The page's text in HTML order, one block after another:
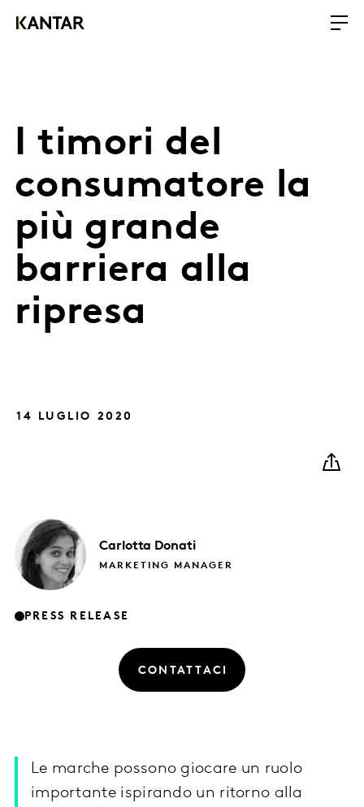
I timori del
consumatore la
più grande
barriera alla
ripresa
14 LUGLIO 2020
Carlotta Donati
MARKETING MANAGER
PRESS RELEASE
CONTATTACI
Le marche possono giocare un ruolo
importante ispirando un ritorno alla